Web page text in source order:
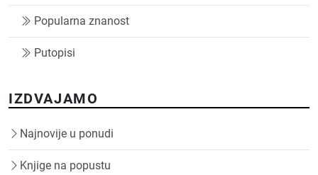
Popularna znanost
Putopisi
IZDVAJAMO
Najnovije u ponudi
Knjige na popustu